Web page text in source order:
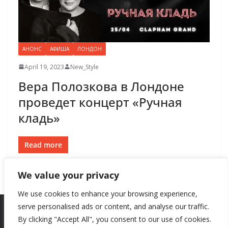
We value your privacy
We use cookies to enhance your browsing experience,
serve personalised ads or content, and analyse our traffic.
By clicking "Accept All", you consent to our use of cookies.
АНОНС АФИША ЛОНДОН
April 19, 2023 New_Style
Вера Полозкова в Лондоне
проведет концерт «Ручная
кладь»
Read more